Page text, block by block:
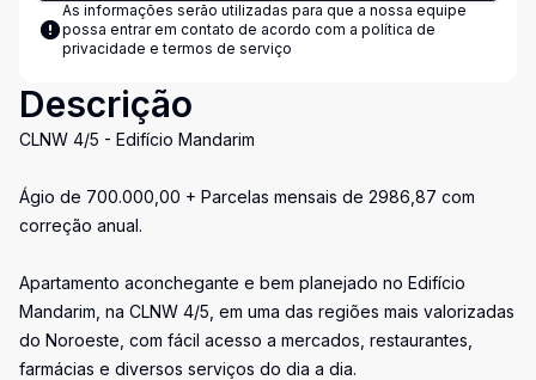
As informações serão utilizadas para que a nossa equipe
possa entrar em contato de acordo com a política de
privacidade e termos de serviço
Descrição
CLNW 4/5 - Edifício Mandarim
Ágio de 700.000,00 + Parcelas mensais de 2986,87 com
correção anual.
Apartamento aconchegante e bem planejado no Edifício
Mandarim, na CLNW 4/5, em uma das regiões mais valorizadas
do Noroeste, com fácil acesso a mercados, restaurantes,
farmácias e diversos serviços do dia a dia.